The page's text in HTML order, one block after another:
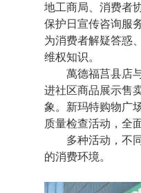
地工商局、消费者
保护日宣传咨询服
为消费者解疑答惑
维权知识。
萬德福莒县店
进社区商品展示售
象。新玛特购物广
质量检查活动，全
多种活动，不
的消费环境。